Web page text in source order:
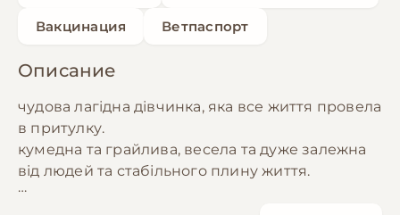
Вакцинация Ветпаспорт
Описание
чудова лагідна дівчинка, яка все життя провела
в притулку.
кумедна та грайлива, весела та дуже залежна
від людей та стабільного плину життя.